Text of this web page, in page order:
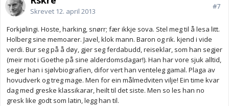
Skrevet 12. april 2013
#7
Forkjølingi. Hoste, harking, snørr; fær ikkje sova. Stel meg til å lesa litt.
Holberg sine memoarer. Javel, klok mann. Baron og rik. kjend i vide
verdi. Bur seg på å døy, gjer seg ferdabudd, reiseklar, som han segjer
(meir mot i Goethe på sine alderdomsdagar!). Han har vore sjuk alltid,
segjer han i sjølvbiografien, difor vert han venteleg gamal. Plaga av
hovudverk og treg mage. Men for ein målmedviten vilje! Ein time kvar
dag med greske klassikarar, heilt til det siste. Men so les han no
gresk like godt som latin, legg han til.